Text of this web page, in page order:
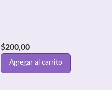
$200,00
Agregar al carrito